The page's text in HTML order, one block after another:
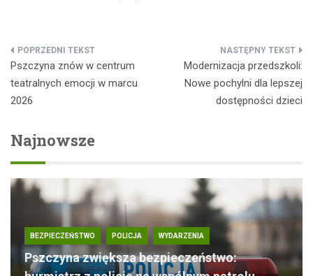
Nawigacja
wpisu
Pszczyna znów w centrum
teatralnych emocji w marcu
2026
Modernizacja przedszkoli:
Nowe pochylni dla lepszej
dostępności dzieci
Najnowsze
BEZPIECZEŃSTWO POLICJA WYDARZENIA
Pszczyna zwiększa bezpieczeństwo: